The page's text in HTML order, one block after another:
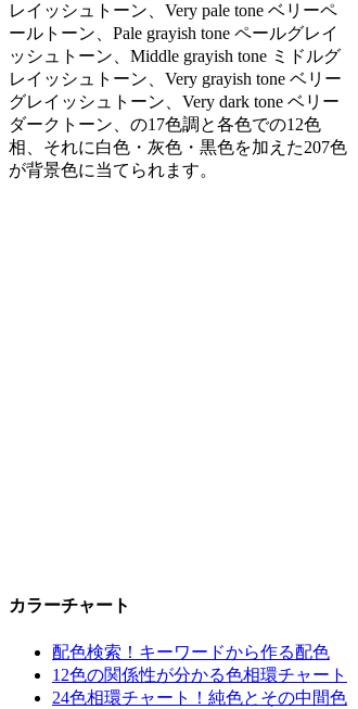
レイッシュトーン、Very pale tone ベリーペ
ールトーン、Pale grayish tone ペールグレイ
ッシュトーン、Middle grayish tone ミドルグ
レイッシュトーン、Very grayish tone ベリー
グレイッシュトーン、Very dark tone ベリー
ダークトーン、の17色調と各色での12色
相、それに白色・灰色・黒色を加えた207色
が背景色に当てられます。
カラーチャート
配色検索！キーワードから作る配色
12色の関係性が分かる色相環チャート
24色相環チャート！純色とその中間色